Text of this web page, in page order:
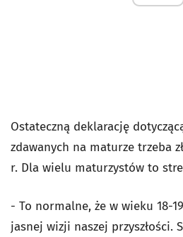
Ostateczną deklarację
zdawanych na maturze trzeba
r. Dla wielu maturzystów to
- To normalne, że w wieku 18-
jasnej wizji naszej przyszłości.